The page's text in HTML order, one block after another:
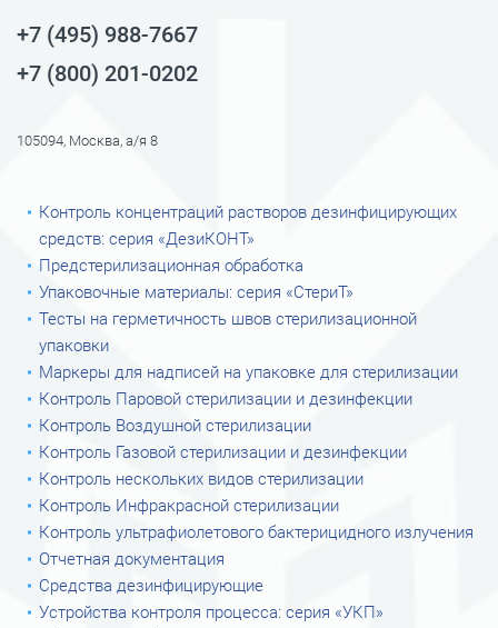
+7 (495) 988-7667
+7 (800) 201-0202
105094, Москва, а/я 8
Контроль концентраций растворов дезинфицирующих
средств: серия «ДезиКОНТ»
Предстерилизационная обработка
Упаковочные материалы: серия «СтериТ»
Тесты на герметичность швов стерилизационной
упаковки
Маркеры для надписей на упаковке для стерилизации
Контроль Паровой стерилизации и дезинфекции
Контроль Воздушной стерилизации
Контроль Газовой стерилизации и дезинфекции
Контроль нескольких видов стерилизации
Контроль Инфракрасной стерилизации
Контроль ультрафиолетового бактерицидного излучения
Отчетная документация
Средства дезинфицирующие
Устройства контроля процесса: серия «УКП»